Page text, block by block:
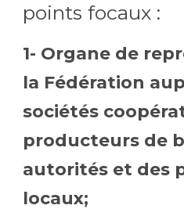
points focaux :
1- Organe de
la Fédération
sociétés
producteurs de
autorités et des
locaux;